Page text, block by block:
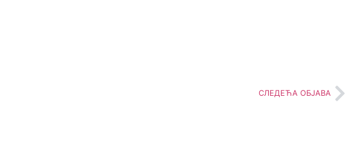
СЛЕДЕЋА ОБЈАВА